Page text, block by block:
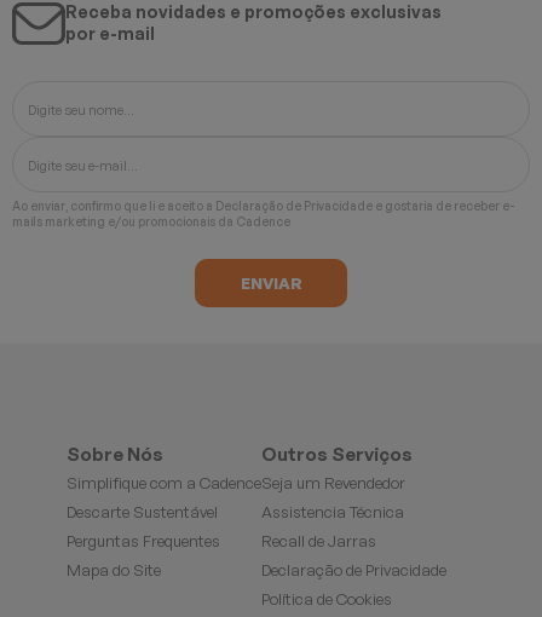
Receba novidades e promoções exclusivas
por e-mail
Ao enviar, confirmo que li e aceito a Declaração de Privacidade e gostaria de receber e-
mails marketing e/ou promocionais da Cadence
Sobre Nós
Simplifique com a Cadence
Descarte Sustentável
Perguntas Frequentes
Mapa do Site
Outros Serviços
Seja um Revendedor
Assistencia Técnica
Recall de Jarras
Declaração de Privacidade
Política de Cookies